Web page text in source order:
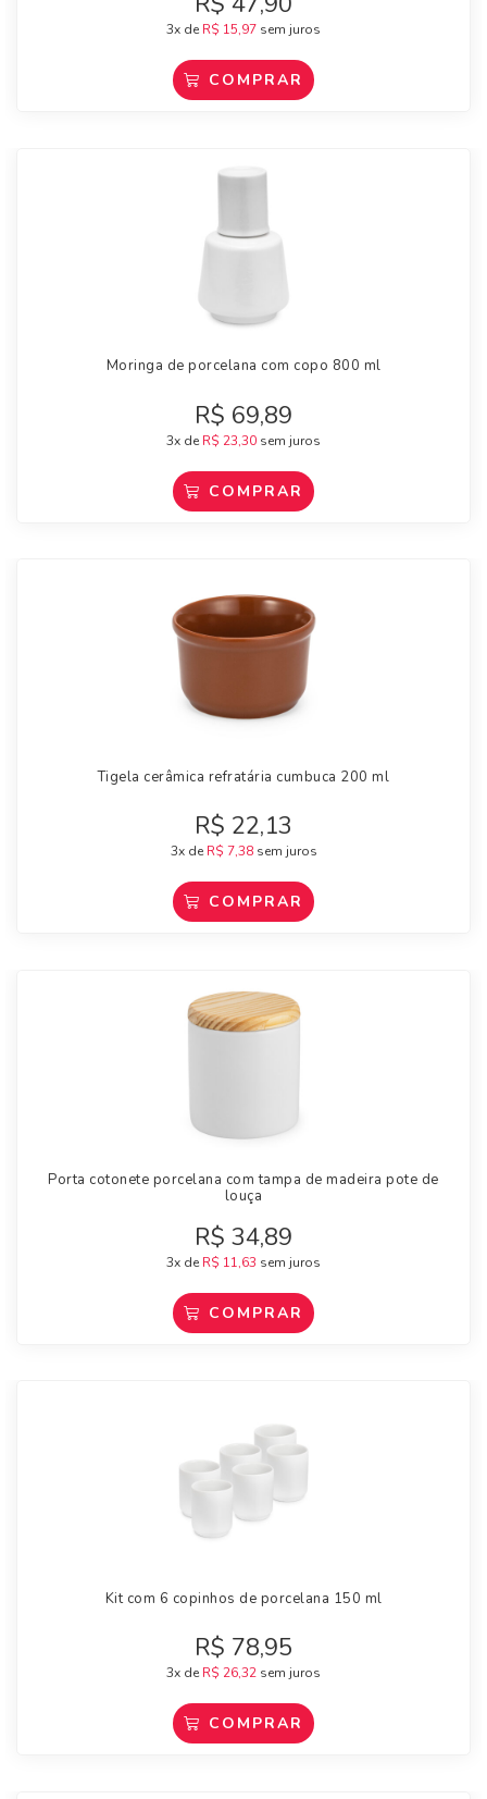
3x de R$ 15,97 sem juros
COMPRAR
Moringa de porcelana com copo 800 ml
R$ 69,89
3x de R$ 23,30 sem juros
COMPRAR
Tigela cerâmica refratária cumbuca 200 ml
R$ 22,13
3x de R$ 7,38sem juros
COMPRAR
Porta cotonete porcelana com tampa de madeira pote de
louça
R$ 34,89
3x de R$ 11,63 sem juros
COMPRAR
Kit com 6 copinhos de porcelana 150 ml
R$ 78,95
3x de R$ 26,32 sem juros
COMPRAR